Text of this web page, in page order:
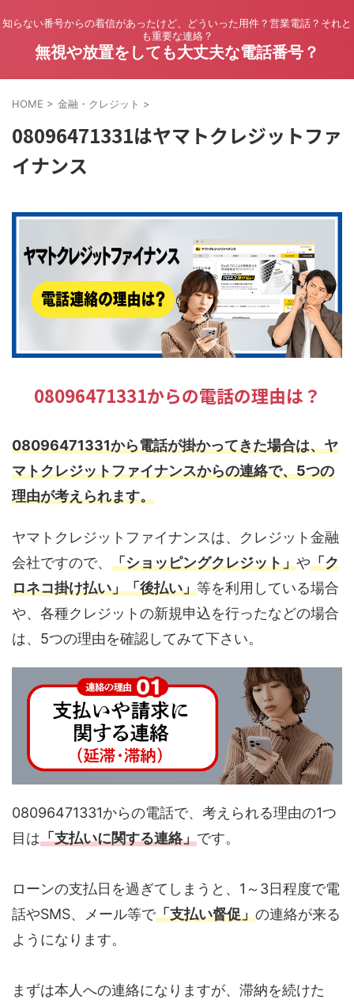
知らない番号からの着信があったけど、どういった用件？営業電話？それと
も重要な連絡？
無視や放置をしても大丈夫な電話番号？
HOME > 金融・クレジット >
08096471331はヤマトクレジットファ
イナンス
08096471331からの電話の理由は？
08096471331から電話が掛かってきた場合は、ヤ
マトクレジットファイナンスからの連絡で、5つの
理由が考えられます。
ヤマトクレジットファイナンスは、クレジット金融
会社ですので、 「ショッピングクレジット」や「ク
ロネコ掛け払い」「後払い」等を利用している場合
や、各種クレジットの新規申込を行ったなどの場合
は、5つの理由を確認してみて下さい。
08096471331からの電話で、考えられる理由の1つ
目は「支払いに関する連絡」です。
ローンの支払日を過ぎてしまうと、1～3日程度で電
話やSMS、メール等で「支払い督促」の連絡が来る
ようになります。
まずは本人への連絡になりますが、滞納を続けた